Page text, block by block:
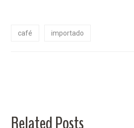
café importado